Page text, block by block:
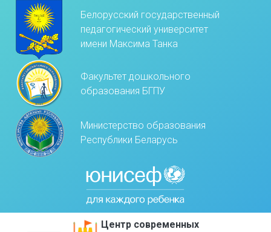
Белорусский государственный
педагогический университет
имени Максима Танка
Факультет дошкольного
образования БГПУ
Министерство образования
Республики Беларусь
Центр современных